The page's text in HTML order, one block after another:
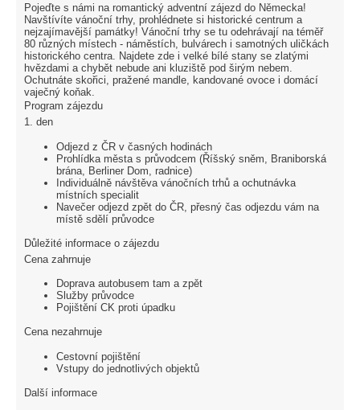
Pojeďte s námi na romantický adventní zájezd do Německa!
Navštívíte vánoční trhy, prohlédnete si historické centrum a
nejzajímavější památky! Vánoční trhy se tu odehrávají na téměř
80 různých místech - náměstích, bulvárech i samotných uličkách
historického centra. Najdete zde i velké bílé stany se zlatými
hvězdami a chybět nebude ani kluziště pod širým nebem.
Ochutnáte skořici, pražené mandle, kandované ovoce i domácí
vaječný koňak.
Program zájezdu
1. den
Odjezd z ČR v časných hodinách
Prohlídka města s průvodcem (Říšský sněm, Braniborská
brána, Berliner Dom, radnice)
Individuálně návštěva vánočních trhů a ochutnávka
místních specialit
Navečer odjezd zpět do ČR, přesný čas odjezdu vám na
místě sdělí průvodce
Důležité informace o zájezdu
Cena zahrnuje
Doprava autobusem tam a zpět
Služby průvodce
Pojištění CK proti úpadku
Cena nezahrnuje
Cestovní pojištění
Vstupy do jednotlivých objektů
Další informace